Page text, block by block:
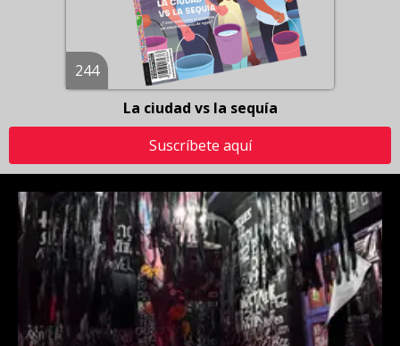
244
La ciudad vs la sequía
Suscríbete aquí